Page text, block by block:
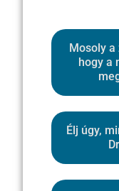
Mosoly a
hogy a
Élj úgy,